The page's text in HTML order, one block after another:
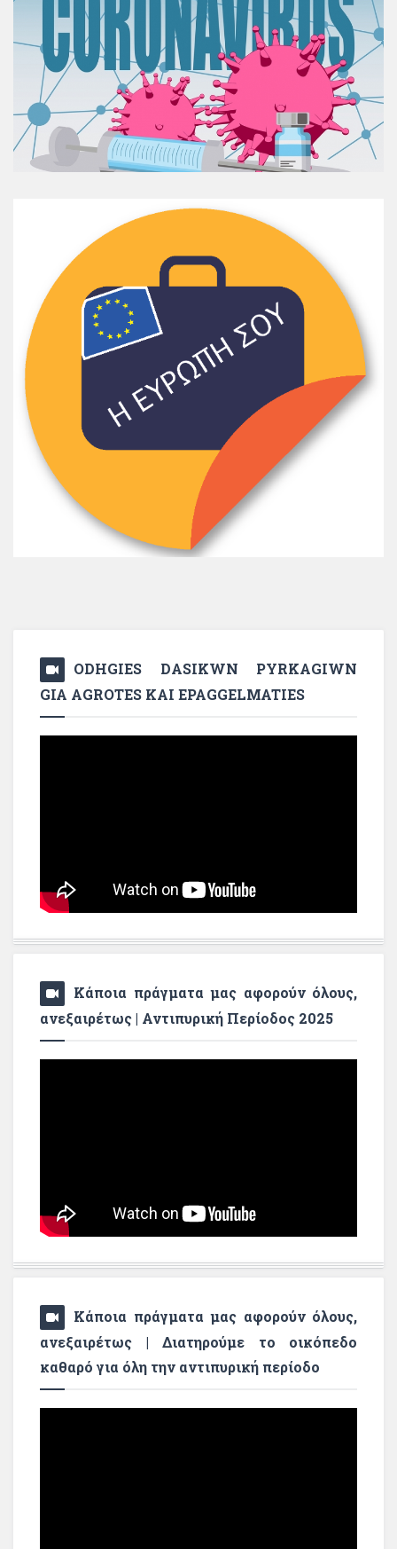
ODHGIES DASIKWN PYRKAGIWN
GIA AGROTES KAI EPAGGELMATIES
Κάποια πράγματα μας αφορούν όλους,
ανεξαιρέτως | Αντιπυρική Περίοδος 2025
Κάποια πράγματα μας αφορούν όλους,
ανεξαιρέτως | Διατηρούμε το οικόπεδο
καθαρό για όλη την αντιπυρική περίοδο